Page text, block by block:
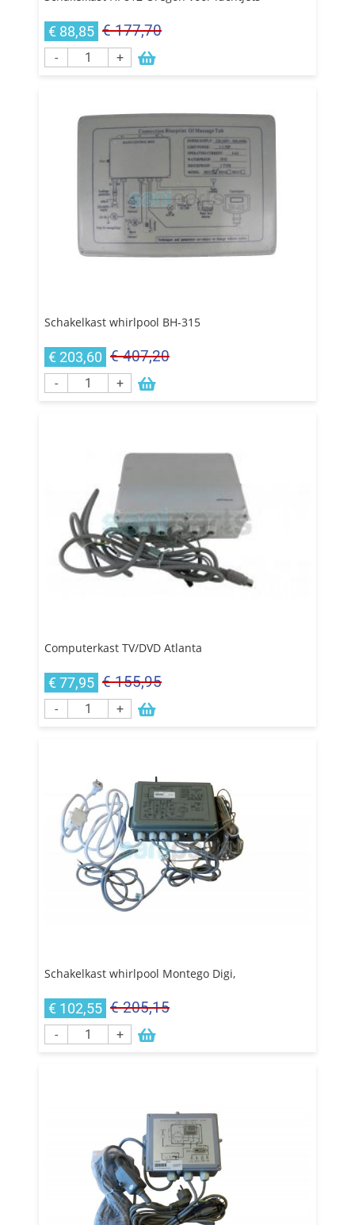
€ 88,85 € 177,70
- +
Schakelkast whirlpool BH-315
€ 203,60 € 407,20
- +
Computerkast TV/DVD Atlanta
€ 77,95 € 155,95
- +
Schakelkast whirlpool Montego Digi,
€ 102,55 € 205,15
- +